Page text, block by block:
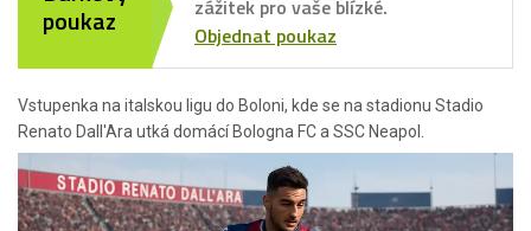
Vstupenka na italskou ligu do Boloni, kde se na stadionu Stadio
Renato Dall'Ara utká domácí Bologna FC a SSC Neapol.
poukaz
zážitek pro vaše blízké.
Objednat poukaz